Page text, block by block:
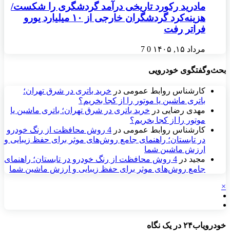
مادرید رکورد تاریخی درآمد گردشگری را شکست/
هزینه‌کرد گردشگران خارجی از ۱۰ میلیارد یورو
فراتر رفت
مرداد ۱۵, ۱۴۰۵ 0
7
بحث‌وگفتگوی خودرویی
کارشناس روابط عمومی در خرید باتری در شرق تهران؛
باتری ماشین یا موتور را از کجا بخریم؟
مهدی رضایی در خرید باتری در شرق تهران؛ باتری ماشین یا
موتور را از کجا بخریم؟
کارشناس روابط عمومی در
4 روش محافظت از رنگ خودرو
در تابستان؛ راهنمای جامع روش‌های موثر برای حفظ زیبایی و
ارزش ماشین شما
مجید در
4 روش محافظت از رنگ خودرو در تابستان؛ راهنمای
جامع روش‌های موثر برای حفظ زیبایی و ارزش ماشین شما
×
خودرویاب۲۴ در یک نگاه